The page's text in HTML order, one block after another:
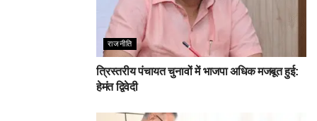
राजनीति
त्रिस्तरीय पंचायत चुनावों में भाजपा अधिक मजबूत हुई:
हेमंत द्विवेदी